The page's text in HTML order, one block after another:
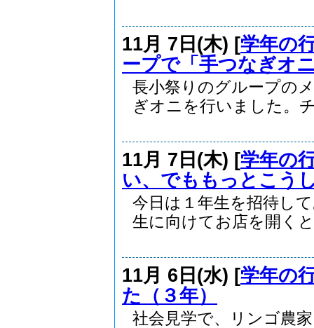
11月 7日(木) [学年の
ープで「手つなぎオ
長小祭りのグループの
ぎオニを行いました。
11月 7日(木) [学年の
い、でももっとこう
今日は１年生を招待し
生に向けてお店を開く
11月 6日(水) [学年の
た（３年）
社会見学で、リンゴ農